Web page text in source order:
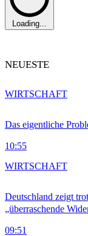
Loading...
NEUESTE
Das eigentliche
10:55
WIRTSCHAFT
Deutschland zeigt
„überraschende
09:51
WIRTSCHAFT